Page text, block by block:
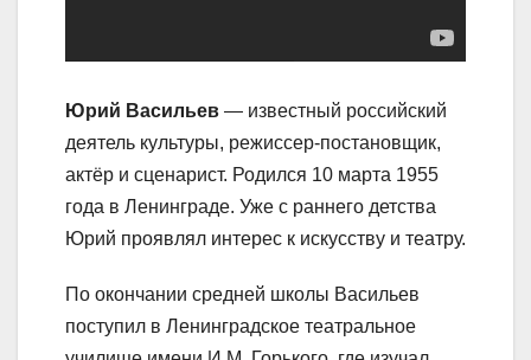
Юрий Васильев — известный российский
деятель культуры, режиссер-постановщик,
актёр и сценарист. Родился 10 марта 1955
года в Ленинграде. Уже с раннего детства
Юрий проявлял интерес к искусству и театру.
По окончании средней школы Васильев
поступил в Ленинградское театральное